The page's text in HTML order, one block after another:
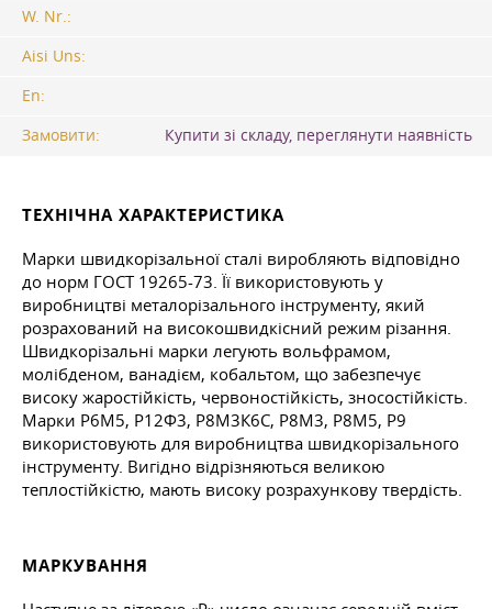
W. Nr.:
Aisi Uns:
En:
Замовити:
Купити зі складу, переглянути наявність
ТЕХНІЧНА ХАРАКТЕРИСТИКА
Марки швидкорізальної сталі виробляють відповідно
до норм ГОСТ19265-73. Її використовують у
виробництві металорізального інструменту, який
розрахований на високошвидкісний режим різання.
Швидкорізальні марки легують вольфрамом,
молібденом, ванадієм, кобальтом, що забезпечує
високу жаростійкість, червоностійкість, зносостійкість.
Марки Р6М5, Р12Ф3, Р8М3К6С, Р8М3, Р8М5, Р9
використовують для виробництва швидкорізального
інструменту. Вигідно відрізняються великою
теплостійкістю, мають високу розрахункову твердість.
МАРКУВАННЯ